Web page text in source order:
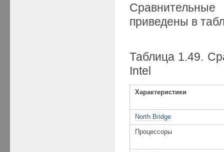
приведены в
Таблица 1.49.
Intel
Характеристики
North Bridge
Процессоры